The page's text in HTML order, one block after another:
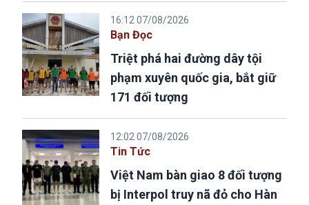
16:12 07/08/2026
Bạn Đọc
Triệt phá hai đường dây tội
phạm xuyên quốc gia, bắt giữ
171 đối tượng
12:02 07/08/2026
Tin Tức
Việt Nam bàn giao 8 đối tượng
bị Interpol truy nã đỏ cho Hàn